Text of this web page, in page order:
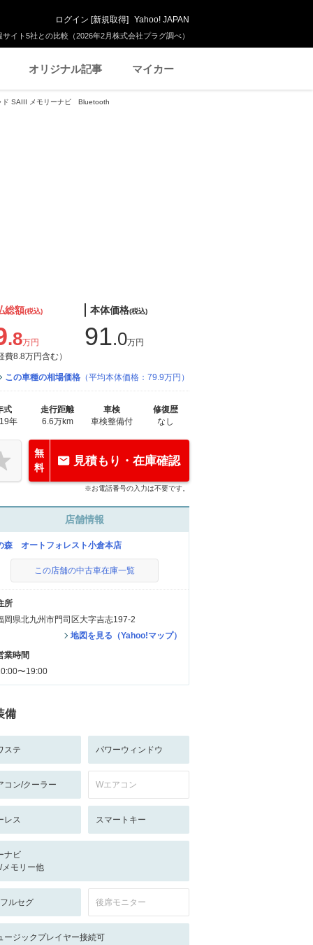
イト5社との比較（2026年2月株式会社プラグ調べ）
ログイン [新規取得] Yahoo! JAPAN
オリジナル記事 マイカー
ド SAIII メモリーナビ Bluetooth
総額(税込)
.8万円
費8.8万円含む）
本体価格(税込)
91.0万円
この車種の相場価格 （平均本体価格：79.9万円）
式
年
走行距離
6.6万km
車検
車検整備付
修復歴
なし
無
料
見積もり・在庫確認
※お電話番号の入力は不要です。
店舗情報
森 オートフォレスト小倉本店
この店舗の中古車在庫一覧
所
岡県北九州市門司区大字吉志197-2
地図を見る（Yahoo!マップ）
業時間
〜19:00
備
ステ パワーウィンドウ
コン/クーラー Wエアコン
レス スマートキー
ナビ
メモリー他
ルセグ 後席モニター
ージックプレイヤー接続可